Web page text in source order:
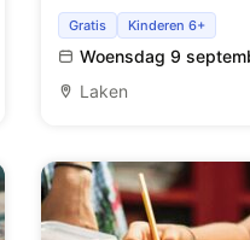
Muzieklessen Gitaar,
Gratis Kinderen 6+
Woensdag 9
Laken